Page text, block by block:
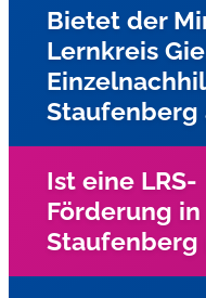
Bietet der
Lernkreis
Staufenberg
Ja, die Nachhilfe wird
Jahrgangsstufen zu
Ist eine LRS-
Förderung in
Staufenberg